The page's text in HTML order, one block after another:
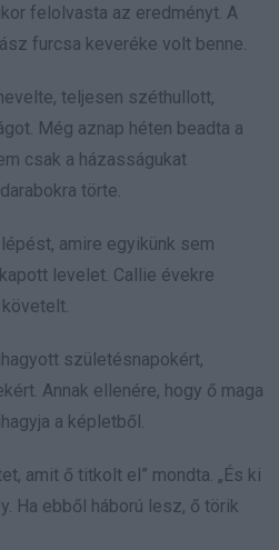
felolvasta az eredményt. A
furcsa keveréke volt benne.
teljesen széthullott,
Még aznap héten beadta a
csak a házasságukat
törte.
amire egyikünk sem
levelet. Callie évekre
születésnapokért,
Annak ellenére, hogy ő maga
a képletből.
amit ő titkolt el” mondta. „És ki
Ha ebből háború lesz, ő törik